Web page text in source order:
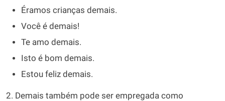
Éramos crianças demais.
Você é demais!
Te amo demais.
Isto é bom demais.
Estou feliz demais.
2. Demais também pode ser empregada como